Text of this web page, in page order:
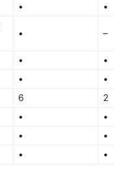
•
•
• –
•
•
•
•
6
2
•
•
•
•
• •